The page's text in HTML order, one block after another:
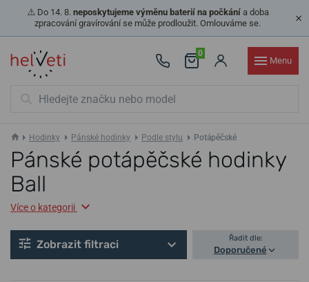
⚠️ Do 14. 8. neposkytujeme výměnu baterií na počkánía doba
zpracování gravírování se může prodloužit. Omlouváme se.
0
Menu
Hodinky Pánské hodinky Podle stylu Potápěčské
Pánské potápěčské hodinky
Ball
Více o kategorii
Zobrazit filtraci Řadit dle:
Doporučené